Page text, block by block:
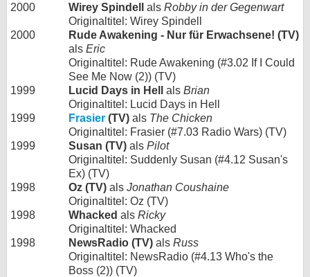
2000
Wirey Spindell als Robby in der Gegenwart
Originaltitel: Wirey Spindell
2000
Rude Awakening - Nur für Erwachsene! (TV)
als Eric
Originaltitel: Rude Awakening (#3.02 If I Could
See Me Now (2)) (TV)
1999
Lucid Days in Hell als Brian
Originaltitel: Lucid Days in Hell
1999
Frasier (TV) als The Chicken
Originaltitel: Frasier (#7.03 Radio Wars) (TV)
1999
Susan (TV) als Pilot
Originaltitel: Suddenly Susan (#4.12 Susan's
Ex) (TV)
1998
Oz (TV) als Jonathan Coushaine
Originaltitel: Oz (TV)
1998
Whacked als Ricky
Originaltitel: Whacked
1998
NewsRadio (TV) als Russ
Originaltitel: NewsRadio (#4.13 Who's the
Boss (2)) (TV)